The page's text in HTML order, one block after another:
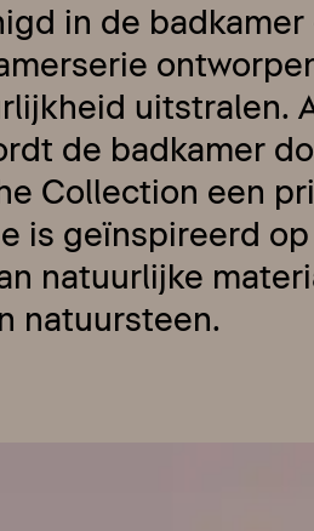
in de badkamer
uitstralen.
de badkamer
Collection een
is geïnspireerd
natuurlijke
natuursteen.